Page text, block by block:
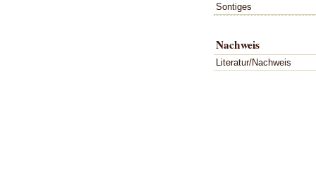
Sontiges
Nachweis
Literatur/Nachweis